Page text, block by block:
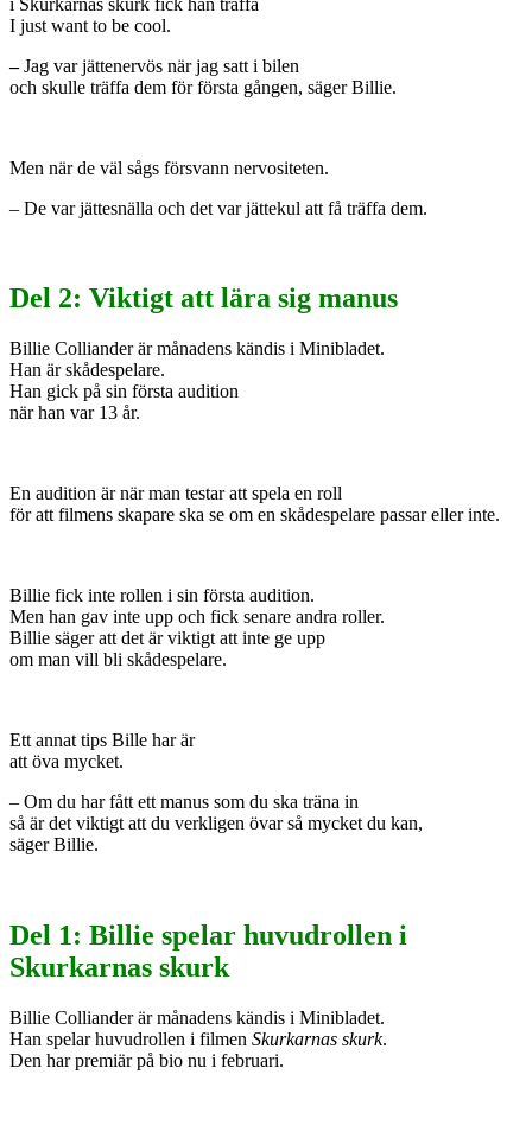
I just want to be cool.
–Jag var jättenervös när jag satt i bilen
och skulle träffa dem för första gången, säger Billie.
Men när de väl sågs försvann nervositeten.
– De var jättesnälla och det var jättekul att få träffa dem.
Del 2: Viktigt att lära sig manus
Billie Colliander är månadens kändis i Minibladet.
Han är skådespelare.
Han gick på sin första audition
när han var 13 år.
En audition är när man testar att spela en roll
för att filmens skapare ska se om en skådespelare passar eller inte.
Billie fick inte rollen i sin första audition.
Men han gav inte upp och fick senare andra roller.
Billie säger att det är viktigt att inte ge upp
om man vill bli skådespelare.
Ett annat tips Bille har är
att öva mycket.
– Om du har fått ett manus som du ska träna in
så är det viktigt att du verkligen övar så mycket du kan,
säger Billie.
Del 1: Billie spelar huvudrollen i
Skurkarnas skurk
Billie Colliander är månadens kändis i Minibladet.
Han spelar huvudrollen i filmen Skurkarnas skurk.
Den har premiär på bio nu i februari.